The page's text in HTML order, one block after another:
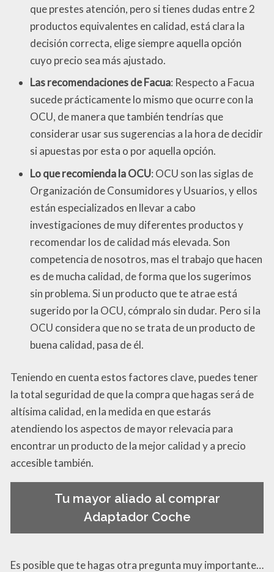
que prestes atención, pero si tienes dudas entre 2
productos equivalentes en calidad, está clara la
decisión correcta, elige siempre aquella opción
cuyo precio sea más ajustado.
Las recomendaciones de Facua: Respecto a Facua
sucede prácticamente lo mismo que ocurre con la
OCU, de manera que también tendrías que
considerar usar sus sugerencias a la hora de decidir
si apuestas por esta o por aquella opción.
Lo que recomienda la OCU: OCU son las siglas de
Organización de Consumidores y Usuarios, y ellos
están especializados en llevar a cabo
investigaciones de muy diferentes productos y
recomendar los de calidad más elevada. Son
competencia de nosotros, mas el trabajo que hacen
es de mucha calidad, de forma que los sugerimos
sin problema. Si un producto que te atrae está
sugerido por la OCU, cómpralo sin dudar. Pero si la
OCU considera que no se trata de un producto de
buena calidad, pasa de él.
Teniendo en cuenta estos factores clave, puedes tener
la total seguridad de que la compra que hagas será de
altísima calidad, en la medida en que estarás
atendiendo los aspectos de mayor relevacia para
encontrar un producto de la mejor calidad y a precio
accesible también.
Tu mayor aliado al comprar
Adaptador Coche
Es posible que te hagas otra pregunta muy importante…